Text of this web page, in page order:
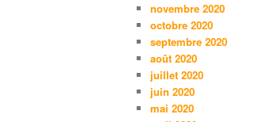
novembre 2020
octobre 2020
septembre 2020
août 2020
juillet 2020
juin 2020
mai 2020